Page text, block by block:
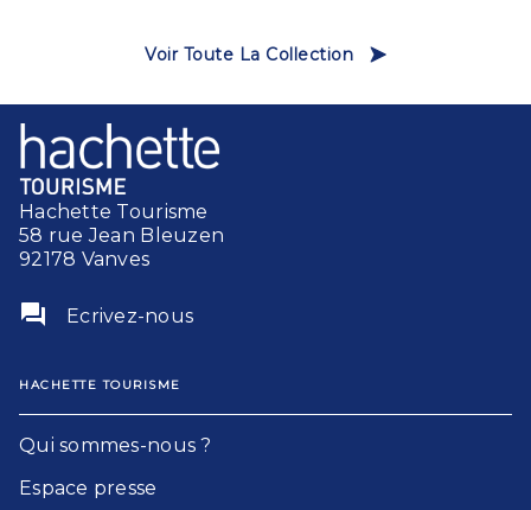
Voir Toute La Collection
Hachette Tourisme
58 rue Jean Bleuzen
92178 Vanves
question_answer Ecrivez-nous
HACHETTE TOURISME
Qui sommes-nous ?
Espace presse